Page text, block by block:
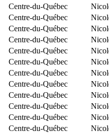
Centre-du-Québec
Centre-du-Québec
Centre-du-Québec
Centre-du-Québec
Centre-du-Québec
Centre-du-Québec
Centre-du-Québec
Centre-du-Québec
Centre-du-Québec
Centre-du-Québec
Centre-du-Québec
Centre-du-Québec